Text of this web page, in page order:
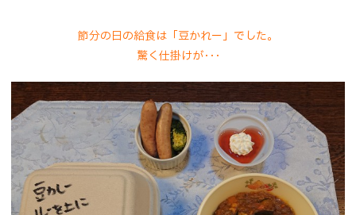
節分の日の給食は「豆かれー」でした。
驚く仕掛けが･･･